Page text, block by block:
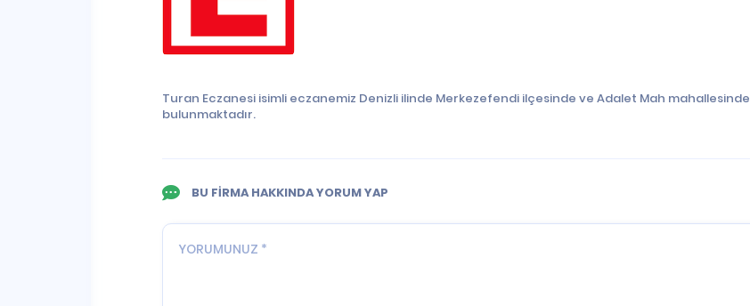
Turan Eczanesi isimli eczanemiz Denizli ilinde Merkezefendi ilçesinde ve Adalet Mah mahallesinde
bulunmaktadır.
BU FİRMA HAKKINDA YORUM YAP